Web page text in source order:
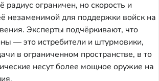
радиус ограничен, но скорость и
незаменимой для поддержки войск на
Эксперты подчёркивают, что
— это истребители и штурмовики,
в ограниченном пространстве, в то
несут более мощное оружие на